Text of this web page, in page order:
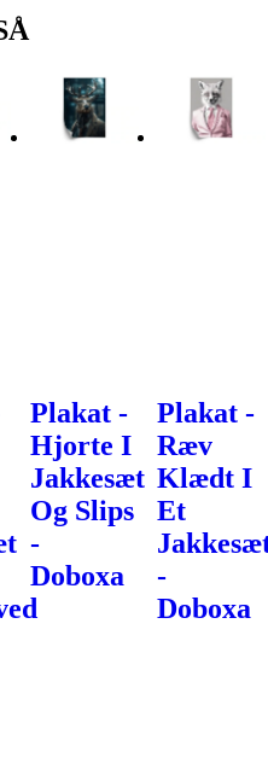
Plakat -
Hjorte I
Jakkesæt
Og Slips
-
Doboxa
Plakat -
Ræv
Klædt I
Et
-
Doboxa